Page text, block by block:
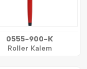
0555-900-K
Roller Kalem